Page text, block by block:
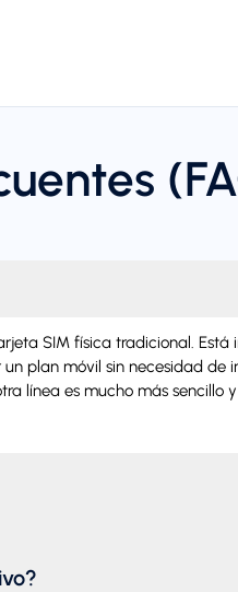
SIM física tradicional. Está
plan móvil sin necesidad de
línea es mucho más sencillo